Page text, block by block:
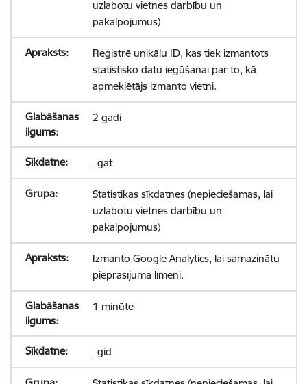
uzlabotu vietnes darbību un
pakalpojumus)
Reģistrē unikālu ID, kas tiek izmantots
statistisko datu iegūšanai par to, kā
apmeklētājs izmanto vietni.
2 gadi
_gat
Statistikas sīkdatnes (nepieciešamas, lai
uzlabotu vietnes darbību un
pakalpojumus)
Izmanto Google Analytics, lai samazinātu
pieprasījuma līmeni.
1 minūte
_gid